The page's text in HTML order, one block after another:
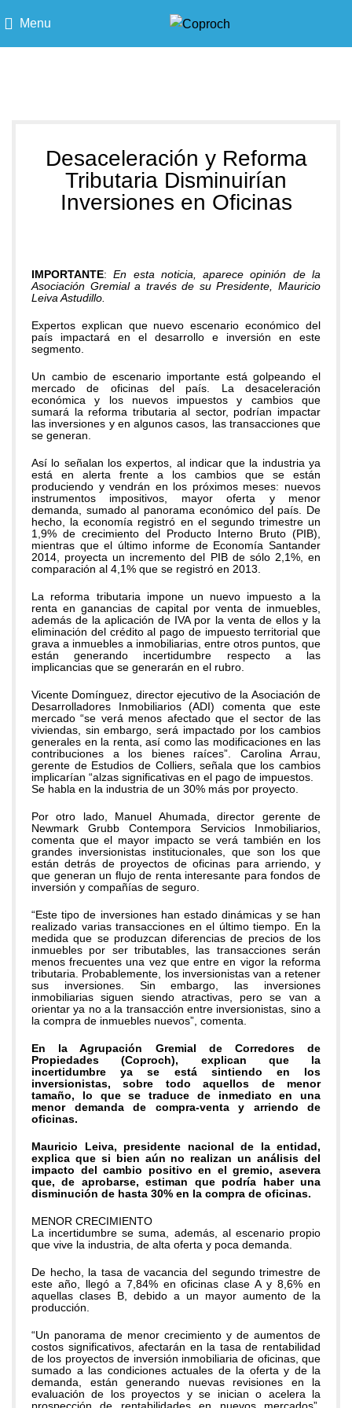
Menu
Desaceleración y Reforma
Tributaria Disminuirían
Inversiones en Oficinas
IMPORTANTE:En esta noticia, aparece opinión de la
Asociación Gremial a través de su Presidente, Mauricio
Leiva Astudillo.
Expertos explican que nuevo escenario económico del
país impactará en el desarrollo e inversión en este
segmento.
Un cambio de escenario importante está golpeando el
mercado de oficinas del país. La desaceleración
económica y los nuevos impuestos y cambios que
sumará la reforma tributaria al sector, podrían impactar
las inversiones y en algunos casos, las transacciones que
se generan.
Así lo señalan los expertos, al indicar que la industria ya
está en alerta frente a los cambios que se están
produciendo y vendrán en los próximos meses: nuevos
instrumentos impositivos, mayor oferta y menor
demanda, sumado al panorama económico del país. De
hecho, la economía registró en el segundo trimestre un
1,9% de crecimiento del Producto Interno Bruto (PIB),
mientras que el último informe de Economía Santander
2014, proyecta un incremento del PIB de sólo 2,1%, en
comparación al 4,1% que se registró en 2013.
La reforma tributaria impone un nuevo impuesto a la
renta en ganancias de capital por venta de inmuebles,
además de la aplicación de IVA por la venta de ellos y la
eliminación del crédito al pago de impuesto territorial que
grava a inmuebles a inmobiliarias, entre otros puntos, que
están generando incertidumbre respecto a las
implicancias que se generarán en el rubro.
Vicente Domínguez, director ejecutivo de la Asociación de
Desarrolladores Inmobiliarios (ADI) comenta que este
mercado “se verá menos afectado que el sector de las
viviendas, sin embargo, será impactado por los cambios
generales en la renta, así como las modificaciones en las
contribuciones a los bienes raíces”. Carolina Arrau,
gerente de Estudios de Colliers, señala que los cambios
implicarían “alzas significativas en el pago de impuestos.
Se habla en la industria de un 30% más por proyecto.
Por otro lado, Manuel Ahumada, director gerente de
Newmark Grubb Contempora Servicios Inmobiliarios,
comenta que el mayor impacto se verá también en los
grandes inversionistas institucionales, que son los que
están detrás de proyectos de oficinas para arriendo, y
que generan un flujo de renta interesante para fondos de
inversión y compañías de seguro.
“Este tipo de inversiones han estado dinámicas y se han
realizado varias transacciones en el último tiempo. En la
medida que se produzcan diferencias de precios de los
inmuebles por ser tributables, las transacciones serán
menos frecuentes una vez que entre en vigor la reforma
tributaria. Probablemente, los inversionistas van a retener
sus inversiones. Sin embargo, las inversiones
inmobiliarias siguen siendo atractivas, pero se van a
orientar ya no a la transacción entre inversionistas, sino a
la compra de inmuebles nuevos”, comenta.
En la Agrupación Gremial de Corredores de
Propiedades (Coproch), explican que la
incertidumbre ya se está sintiendo en los
inversionistas, sobre todo aquellos de menor
tamaño, lo que se traduce de inmediato en una
menor demanda de compra-venta y arriendo de
oficinas.
Mauricio Leiva, presidente nacional de la entidad,
explica que si bien aún no realizan un análisis del
impacto del cambio positivo en el gremio, asevera
que, de aprobarse, estiman que podría haber una
disminución de hasta 30% en la compra de oficinas.
MENOR CRECIMIENTO
La incertidumbre se suma, además, al escenario propio
que vive la industria, de alta oferta y poca demanda.
De hecho, la tasa de vacancia del segundo trimestre de
este año, llegó a 7,84% en oficinas clase A y 8,6% en
aquellas clases B, debido a un mayor aumento de la
producción.
“Un panorama de menor crecimiento y de aumentos de
costos significativos, afectarán en la tasa de rentabilidad
de los proyectos de inversión inmobiliaria de oficinas, que
sumado a las condiciones actuales de la oferta y de la
demanda, están generando nuevas revisiones en la
evaluación de los proyectos y se inician o acelera la